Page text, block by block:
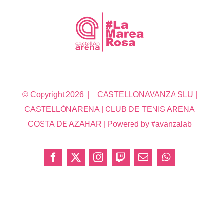
© Copyright 2026 | CASTELLONAVANZA SLU |
CASTELLÓNARENA | CLUB DE TENIS ARENA
COSTA DE AZAHAR | Powered by #avanzalab
Facebook
X InstagramTwitchCorreoWhatsApp